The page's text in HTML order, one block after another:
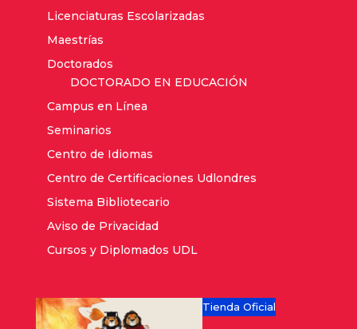
Licenciaturas Escolarizadas
Maestrías
Doctorados
DOCTORADO EN EDUCACIÓN
Campus en Línea
Seminarios
Centro de Idiomas
Centro de Certificaciones Udlondres
Sistema Bibliotecario
Aviso de Privacidad
Cursos y Diplomados UDL
Tienda Oficial